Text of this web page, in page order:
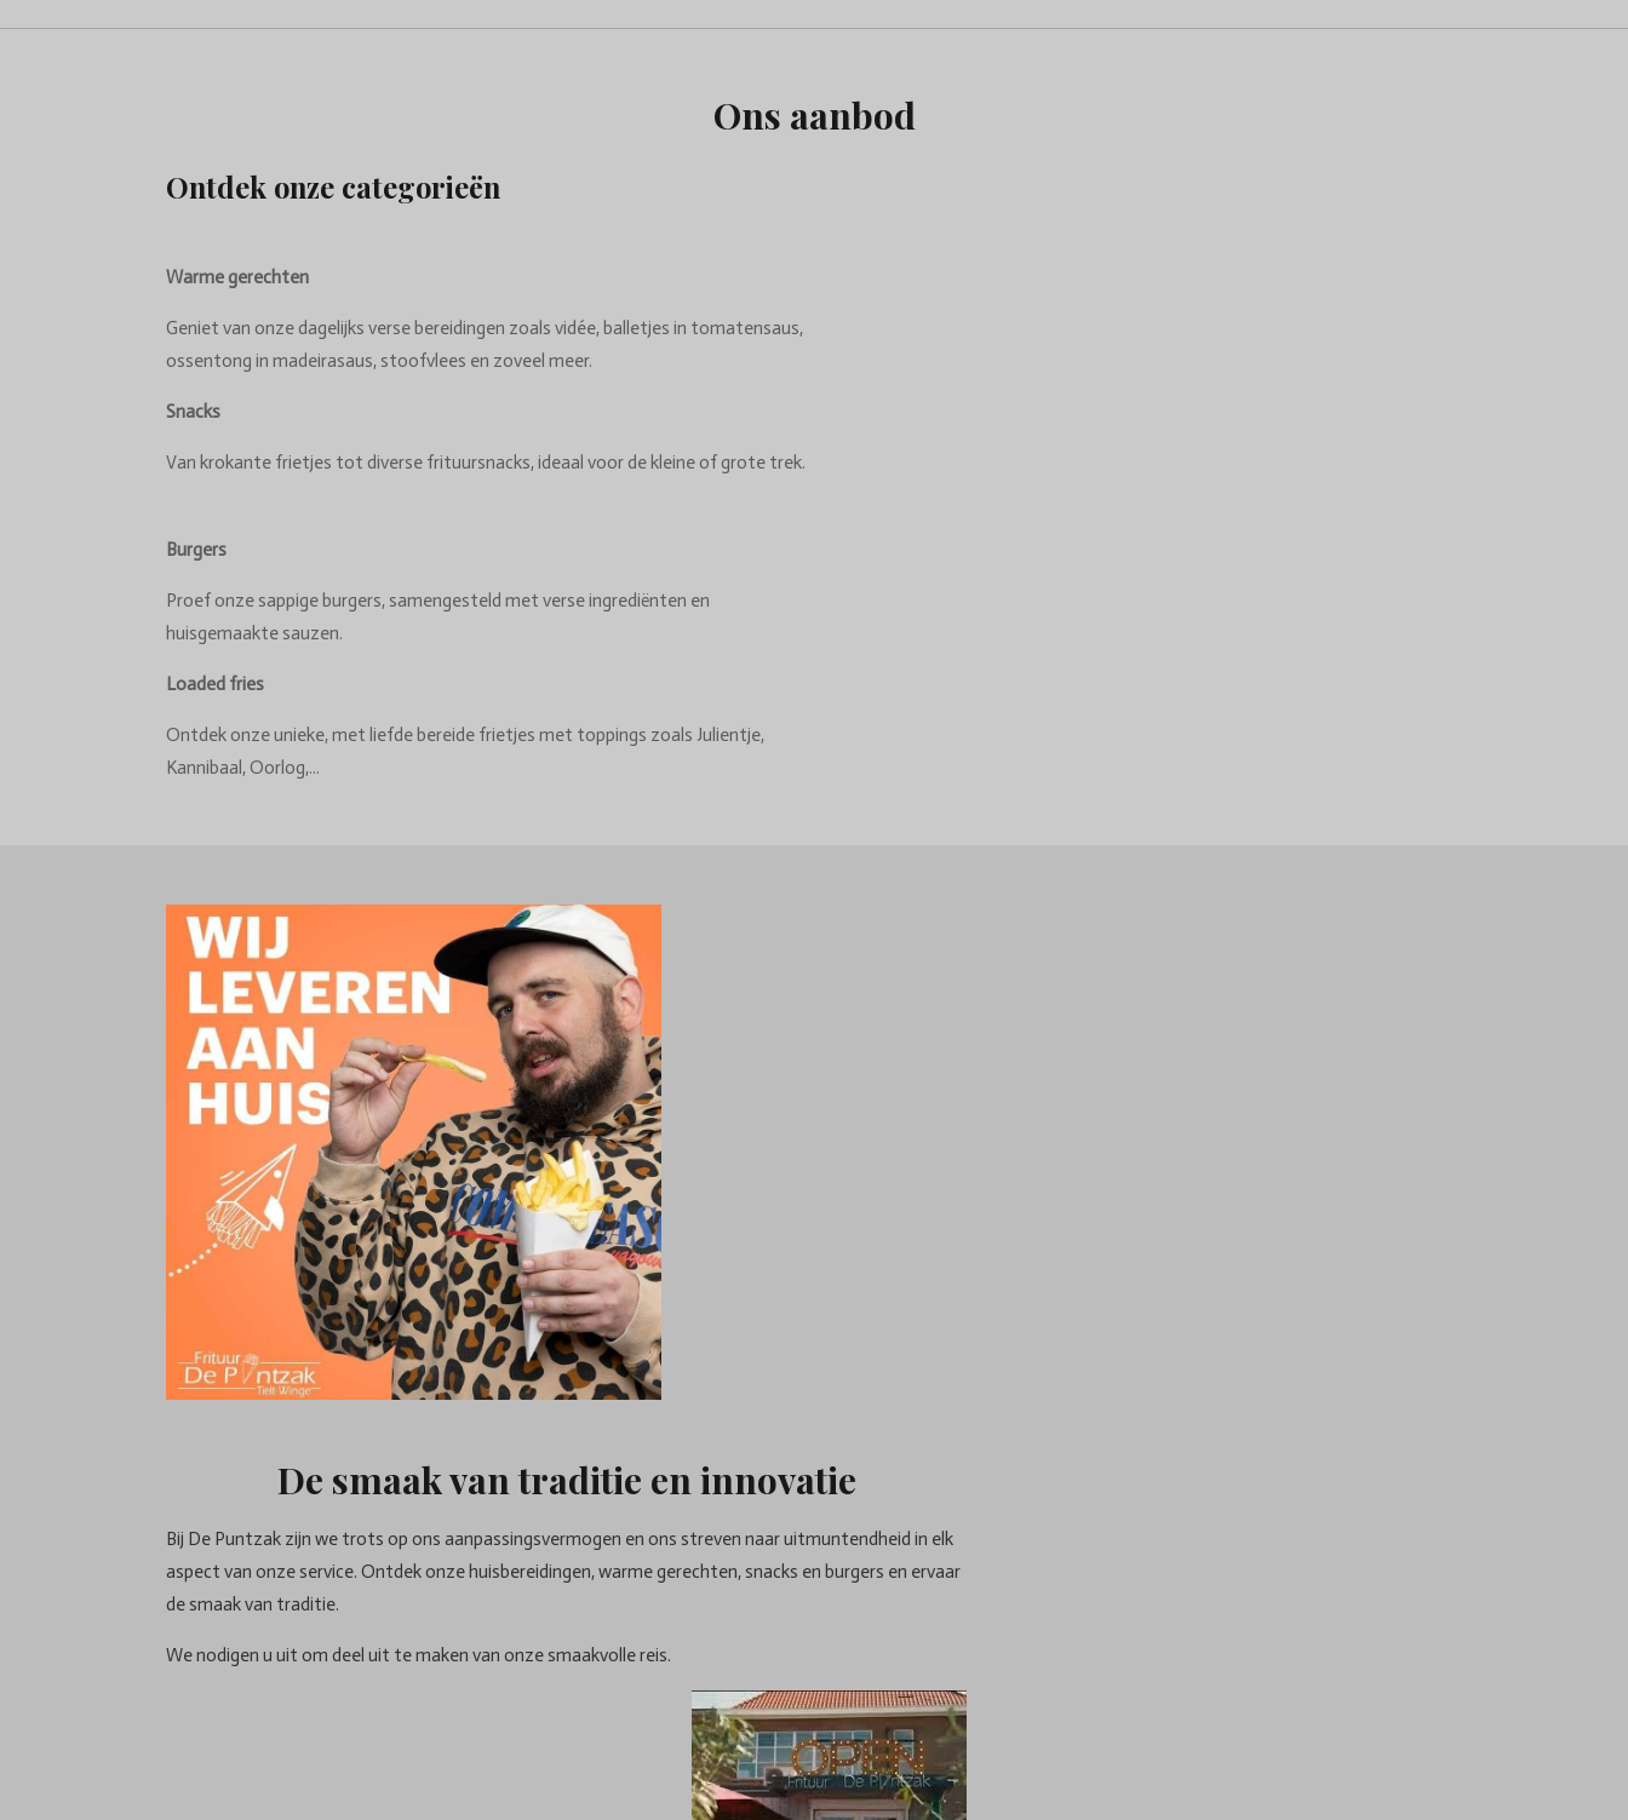
Ons aanbod
Ontdek onze categorieën
Warme gerechten
Geniet van onze dagelijks verse bereidingen zoals vidée, balletjes in tomatensaus,
ossentong in madeirasaus, stoofvlees en zoveel meer.
Snacks
Van krokante frietjes tot diverse frituursnacks, ideaal voor de kleine of grote trek.
Burgers
Proef onze sappige burgers, samengesteld met verse ingrediënten en
huisgemaakte sauzen.
Loaded fries
Ontdek onze unieke, met liefde bereide frietjes met toppings zoals Julientje,
Kannibaal, Oorlog,...
De smaak van traditie en innovatie
Bij De Puntzak zijn we trots op ons aanpassingsvermogen en ons streven naar uitmuntendheid in elk
aspect van onze service. Ontdek onze huisbereidingen, warme gerechten, snacks en burgers en ervaar
de smaak van traditie.
We nodigen u uit om deel uit te maken van onze smaakvolle reis.